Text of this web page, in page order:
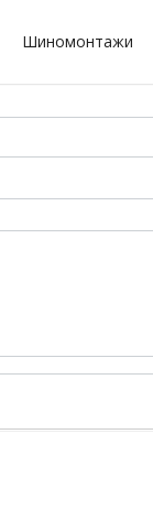
Шиномонтажи